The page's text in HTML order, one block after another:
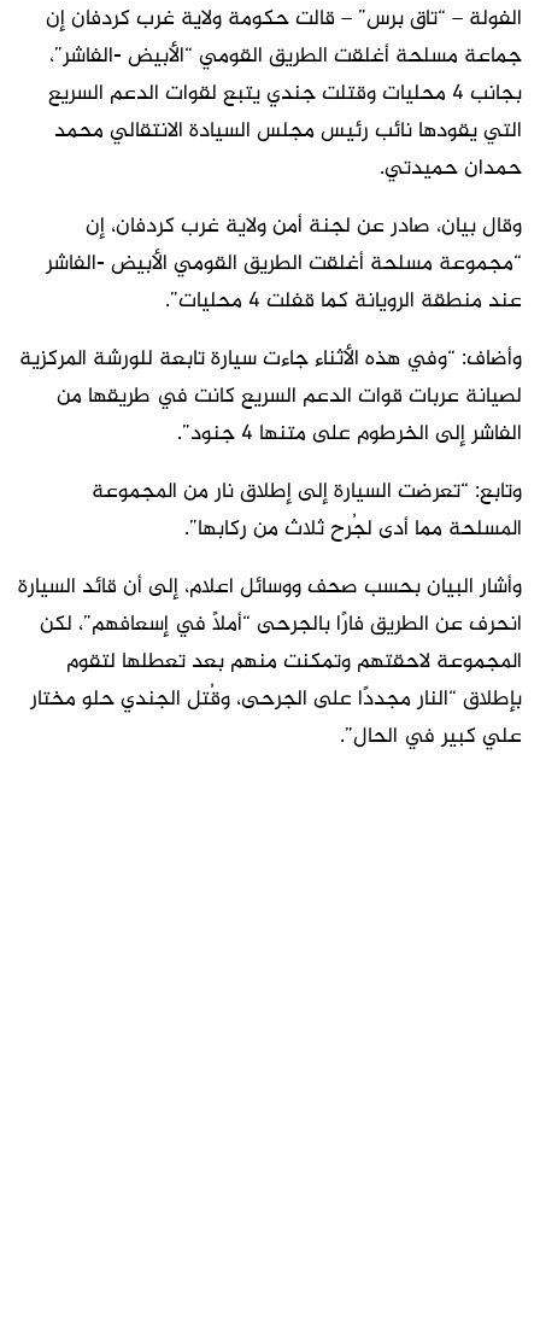
الفولة – “تاق برس” – قالت حكومة ولاية غرب كردفان إن
جماعة مسلحة أغلقت الطريق القومي “الأبيض -الفاشر”،
بجانب 4 محليات وقتلت جندي يتبع لقوات الدعم السريع
التي يقودها نائب رئيس مجلس السيادة الانتقالي محمد
حمدان حميدتي.
وقال بيان، صادر عن لجنة أمن ولاية غرب كردفان، إن
“مجموعة مسلحة أغلقت الطريق القومي الأبيض -الفاشر
عند منطقة الرويانة كما قفلت 4 محليات”.
وأضاف: “وفي هذه الأثناء جاءت سيارة تابعة للورشة المركزية
لصيانة عربات قوات الدعم السريع كانت في طريقها من
الفاشر إلى الخرطوم على متنها 4 جنود”.
وتابع: “تعرضت السيارة إلى إطلاق نار من المجموعة
المسلحة مما أدى لجُرح ثلاث من ركابها”.
وأشار البيان بحسب صحف ووسائل اعلام، إلى أن قائد السيارة
انحرف عن الطريق فارًا بالجرحى “أملًا في إسعافهم”، لكن
المجموعة لاحقتهم وتمكنت منهم بعد تعطلها لتقوم
بإطلاق “النار مجددًا على الجرحى، وقُتل الجندي حلو مختار
علي كبير في الحال”.